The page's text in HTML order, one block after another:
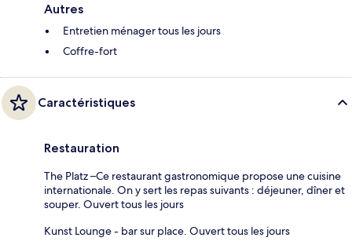
Autres
Entretien ménager tous les jours
Coffre-fort
Caractéristiques
Restauration
The Platz –Ce restaurant gastronomique propose une cuisine
internationale. On y sert les repas suivants : déjeuner, dîner et
souper. Ouvert tous les jours
Kunst Lounge - bar sur place. Ouvert tous les jours